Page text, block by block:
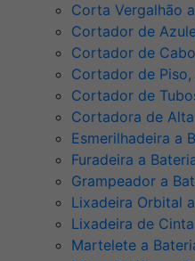
Corta Vergalhão
Cortador de
Cortador de
Cortador de
Cortador de
Cortadora de
Esmerilhadeira a
Furadeira a
Grampeador a
Lixadeira Orbital
Lixadeira de
Martelete a